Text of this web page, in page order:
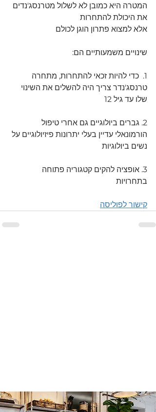
המטרה היא כמובן לא לשלול מטרנסג'נדים
את היכולת להתחרות
אלא למצוא פתרון הוגן לכולם
שינויים משמעותיים הם:
1.  כדי להיות זכאי להתחרות, מתחרה
טרנסג'נדר צריך היה להשלים את השינוי
שלו עד גיל 12
2. גברים ביולוגיים גם אחרי טיפול
הורמונאלי עדיין בעלי יתרונות פיזיולוגיים על
נשים ביולוגיות
3. אופציה להקים קטגוריה פתוחה
בתחרויות
קישור לפוליסה